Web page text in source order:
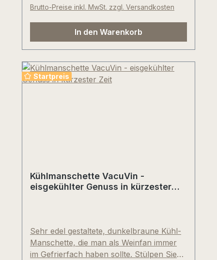
Brutto-Preise inkl. MwSt. zzgl. Versandkosten
In den Warenkorb
Startpreis
Kühlmanschette VacuVin -
eisgekühlter Genuss in kürzester
Sehr edel gestaltete, dunkelbraune Kühl-
Manschette, die man als Weinfan immer
im Gefrierfach haben sollte. Stülpen Sie